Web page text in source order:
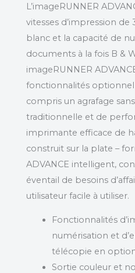
L’imageRUNNER
vitesses d’impression
blanc et la capacité de
documents à la fois B &
imageRUNNER
fonctionnalités
compris un agrafage
traditionnelle et de
imprimante efficace de
construit sur la plate –
ADVANCE intelligent,
éventail de besoins
utilisateur facile à utiliser.
Fonctionnalités
numérisation et
télécopie en
Sortie couleur et